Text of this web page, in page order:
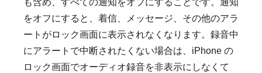
も含め、すべての通知をオフにすることです。通知
をオフにすると、着信、メッセージ、その他のアラ
ートがロック画面に表示されなくなります。録音中
にアラートで中断されたくない場合は、iPhone の
ロック画面でオーディオ録音を非表示にしなくて